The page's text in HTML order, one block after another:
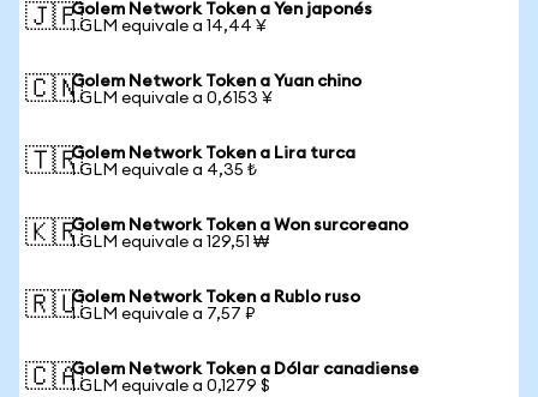
🇯🇵Golem Network Token a Yen japonés
1 GLM equivale a 14,44 ¥
🇨🇳Golem Network Token a Yuan chino
1 GLM equivale a 0,6153 ¥
🇹🇷Golem Network Token a Lira turca
1 GLM equivale a 4,35 ₺
🇰🇷Golem Network Token a Won surcoreano
1 GLM equivale a 129,51 ₩
🇷🇺Golem Network Token a Rublo ruso
1 GLM equivale a 7,57 ₽
🇨🇦Golem Network Token a Dólar canadiense
1 GLM equivale a 0,1279 $